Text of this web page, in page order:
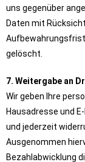
uns gegenüber
Daten mit
gelöscht.
7. Weitergabe an
Wir geben Ihre
Hausadresse und
und jederzeit
Ausgenommen
Bezahlabwicklung